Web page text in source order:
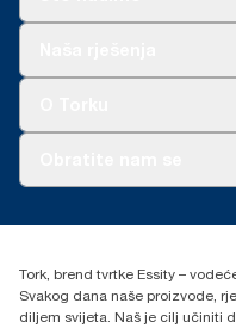
+385 913 900 004
H-1021 Budapest
Budakeszi út 51.
Tork, brend tvrtke Essity –
Svakog dana naše proizvode,
diljem svijeta. Naš je cilj učiniti